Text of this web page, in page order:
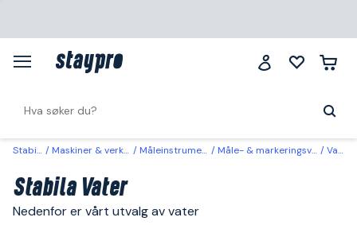
Stabila Maskiner & verktøy Måleinstrumenter Måle- & markeringsverktøy Vater
Stabila Vater
Nedenfor er vårt utvalg av vater